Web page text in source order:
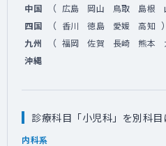
中国 （ 広島 岡山 鳥取 島根
四国 （ 香川 徳島 愛媛 高知 ）
九州 （ 福岡 佐賀 長崎 熊本
沖縄
診療科目「小児科」を別科
内科系